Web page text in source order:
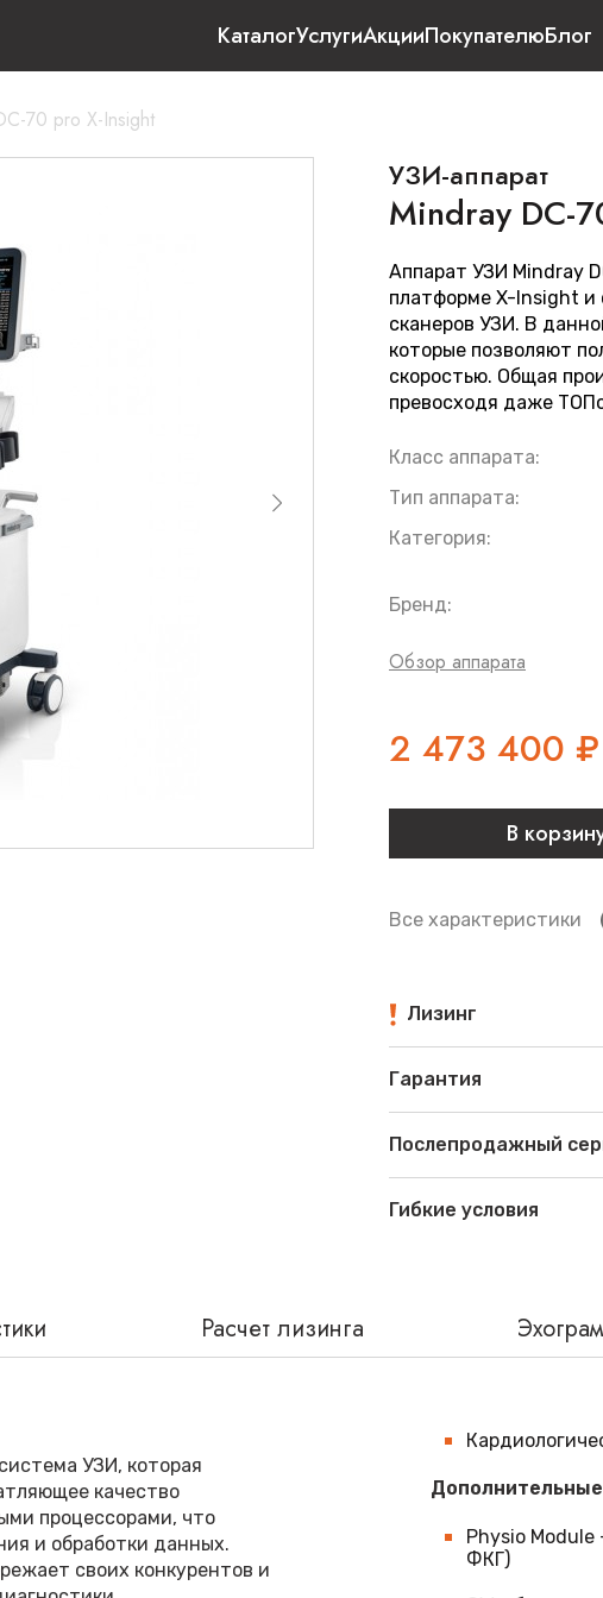
КаталогУслугиАкцииПокупателюБлог
70 pro X-Insight
УЗИ-аппарат
Mindray DC-
Аппарат УЗИ Mindray
платформе X-Insight и
сканеров УЗИ. В
которые позволяют
скоростью. Общая
превосходя даже
Класс аппарата:
Тип аппарата:
Категория:
Бренд:
Обзор аппарата
2 473 400 ₽
В
Все характеристики
Лизинг
Гарантия
Послепродажный
Гибкие условия
Расчет лизинга
УЗИ, которая
качество
процессорами, что
и обработки данных.
своих конкурентов и
Physio
ФКГ)